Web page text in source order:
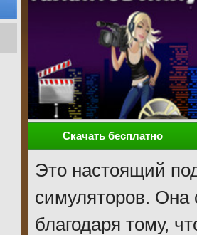
Скачать бесплатно
Это настоящий
симуляторов. Она
благодаря тому,